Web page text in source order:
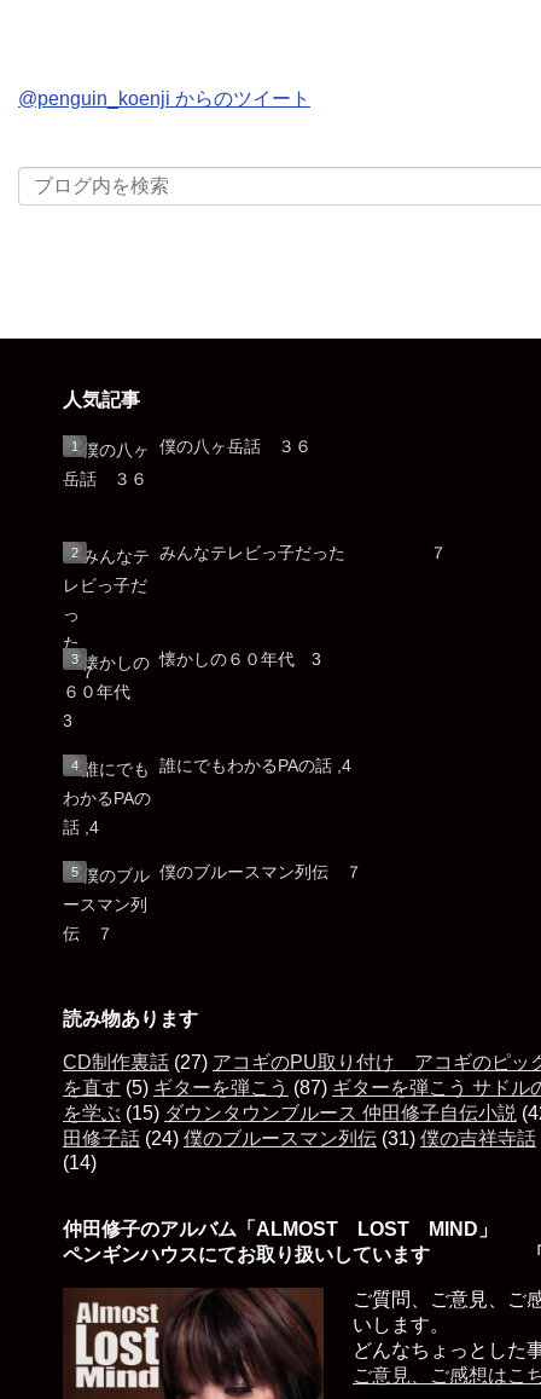
@penguin_koenji からのツイート
人気記事
僕の八ヶ岳話 ３６
みんなテレビっ子だった ７
懐かしの６０年代 3
誰にでもわかるPAの話 ,4
僕のブルースマン列伝 ７
読み物あります
CD制作裏話 (27) アコギのPU取り付け アコギのピッ
を直す (5) ギターを弾こう (87) ギターを弾こう サドル
を学ぶ (15) ダウンタウンブルース 仲田修子自伝小説
田修子話 (24) 僕のブルースマン列伝 (31) 僕の吉祥寺話
(14)
仲田修子のアルバム「ALMOST LOST MIND」
ペンギンハウスにてお取り扱いしています 「
ご質問、ご意見、ご
いします。
どんなちょっとした
ご意見、ご感想はこ